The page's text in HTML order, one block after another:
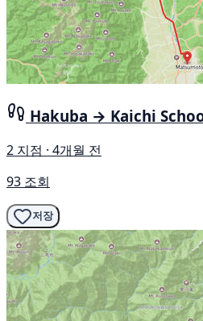
Hakuba → Kaichi
2 지점 · 4개월 전
93 조회
저장